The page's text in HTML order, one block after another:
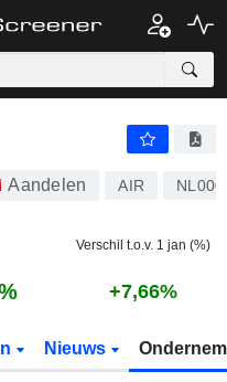
Aandelen AIR
Verschil t.o.v. 1 jan (%)
+7,66%
Nieuws